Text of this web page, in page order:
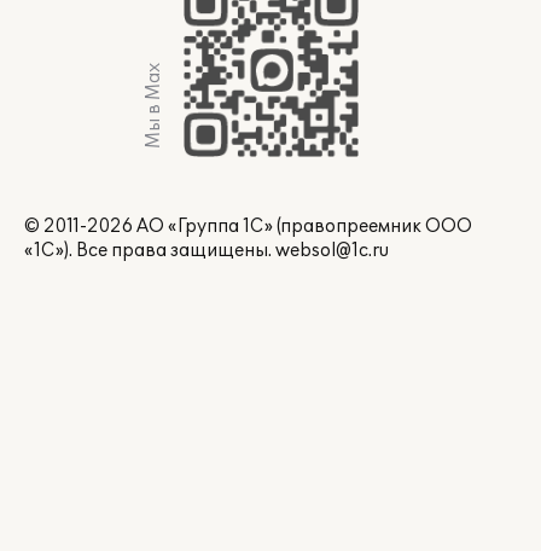
Мы в Max
© 2011-2026 АО «Группа 1С» (правопреемник ООО
«1С»). Все права защищены. websol@1c.ru